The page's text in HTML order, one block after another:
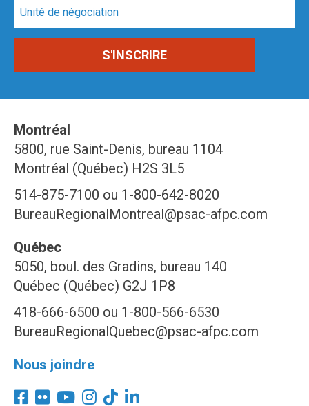
Montréal
5800, rue Saint-Denis, bureau 1104
Montréal (Québec) H2S 3L5
514-875-7100 ou 1-800-642-8020
BureauRegionalMontreal@psac-afpc.com
Québec
5050, boul. des Gradins, bureau 140
Québec (Québec) G2J 1P8
418-666-6500 ou 1-800-566-6530
BureauRegionalQuebec@psac-afpc.com
Nous joindre